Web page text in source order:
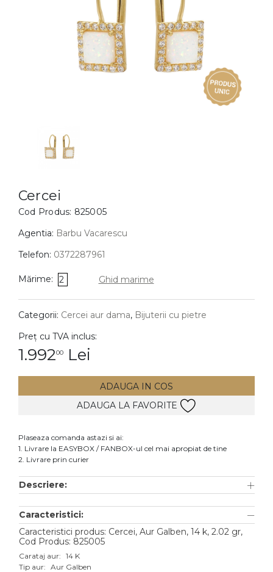
BIJUTERII COPII
Cercei
Bratari
Coliere
Lanturi
Pandantive
DIAMANTE Vezi toate
Cercei
Accesorii
Aur alb
Aur roz
Aur mixt
Cercei
Cod Produs: 825005
Agentia: Barbu Vacarescu
Telefon: 0372287961
Mărime: 2 Ghid marime
Categorii: Cercei aur dama, Bijuterii cu pietre
Preț cu TVA inclus:
1.99200 Lei
ADAUGA IN COS
ADAUGA LA FAVORITE
Plaseaza comanda astazi si ai:
1. Livrare la EASYBOX / FANBOX-ul cel mai apropiat de tine
2. Livrare prin curier
Descriere:
Caracteristici:
Caracteristici produs: Cercei, Aur Galben, 14 k, 2.02 gr,
Cod Produs: 825005
Carataj aur: 14 K
Tip aur: Aur Galben